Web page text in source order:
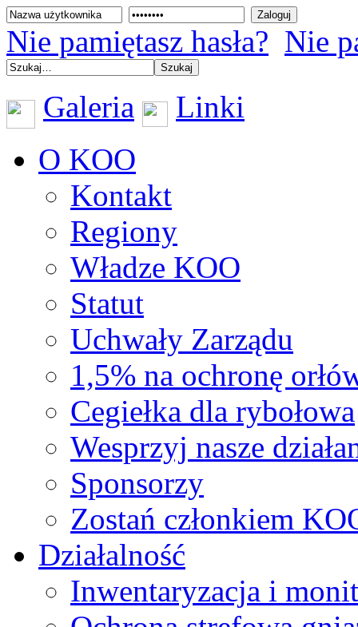
Nie pamiętasz hasła? Nie
Galeria
Linki
O KOO
Kontakt
Regiony
Władze KOO
Statut
Uchwały Zarządu
1,5% na ochronę
Cegiełka dla rybołowa
Wesprzyj nasze
Sponsorzy
Zostań członkiem
Działalność
Inwentaryzacja i